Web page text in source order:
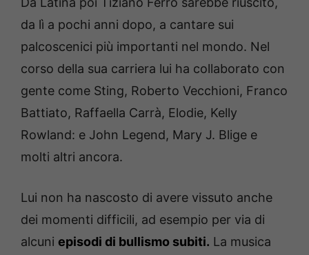
da lì a pochi anni dopo, a cantare sui
palcoscenici più importanti nel mondo. Nel
corso della sua carriera lui ha collaborato con
gente come Sting, Roberto Vecchioni, Franco
Battiato, Raffaella Carrà, Elodie, Kelly
Rowland: e John Legend, Mary J. Blige e
molti altri ancora.
Lui non ha nascosto di avere vissuto anche
dei momenti difficili, ad esempio per via di
alcuni episodi di bullismo subiti. La musica